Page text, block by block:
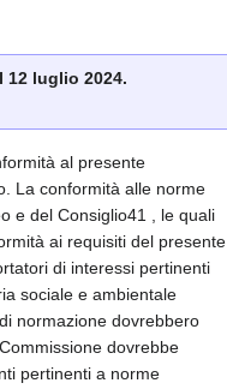
luglio 2024.
al presente
La conformità alle norme
e del Consiglio41 , le quali
ai requisiti del presente
di interessi pertinenti
sociale e ambientale
normazione dovrebbero
dovrebbe
pertinenti a norme